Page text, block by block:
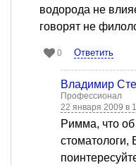
водорода не
говорят не
0 Ответить
Владимир
Профессионал
22 января 2009 в
Римма, что об
стоматологи,